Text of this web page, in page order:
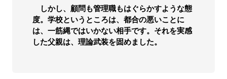
しかし、顧問も管理職もはぐらかすような態
度。学校というところは、都合の悪いことに
は、一筋縄ではいかない相手です。それを実感
した父親は、理論武装を固めました。